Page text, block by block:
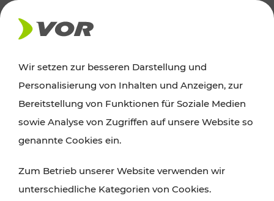
AKTUELLES
Ausflugstipps
Wien, Niederösterreich und das Burgenland
Wanderungen, Kultur und Gastronomie,
Radtouren oder purer Naturgenuss – viele
Wir setzen zur besseren Darstellung und
Personalisierung von Inhalten und Anzeigen, zur
Bereitstellung von Funktionen für Soziale Medien
sowie Analyse von Zugriffen auf unsere Website so
genannte Cookies ein.
Zum Betrieb unserer Website verwenden wir
unterschiedliche Kategorien von Cookies.